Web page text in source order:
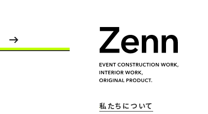
私たちについて